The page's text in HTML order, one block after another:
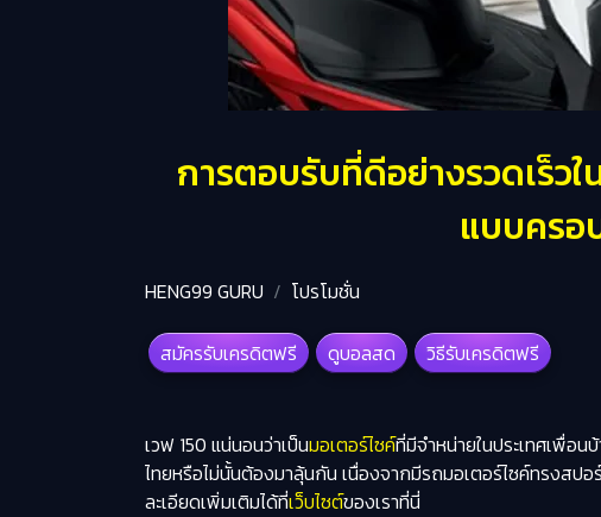
การตอบรับที่ดีอย่างรวดเร็ว
แบบครอ
HENG99 GURU โปรโมชั่น
สมัครรับเครดิตฟรี ดูบอลสด วิธีรับเครดิตฟรี
เวฟ 150 แน่นอนว่าเป็นมอเตอร์ไซค์ที่มีจำหน่ายในประเทศเพื่อน
ไทยหรือไม่นั้นต้องมาลุ้นกัน เนื่องจากมีรถมอเตอร์ไซค์ทรงสปอ
ละเอียดเพิ่มเติมได้ที่เว็บไซต์ของเราที่นี่